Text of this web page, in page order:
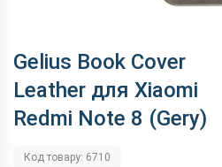
Gelius Book Cover
Leather для Xiaomi
Redmi Note 8 (Gery)
Код товару: 6710